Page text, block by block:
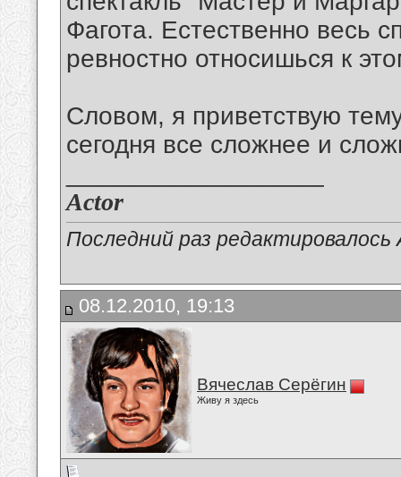
Фагота. Естественно весь
ревностно относишься к
Словом, я приветствую
сегодня все сложнее и
Actor
Последний раз редактировалось
08.12.2010, 19:13
Вячеслав Серёгин
Живу я здесь